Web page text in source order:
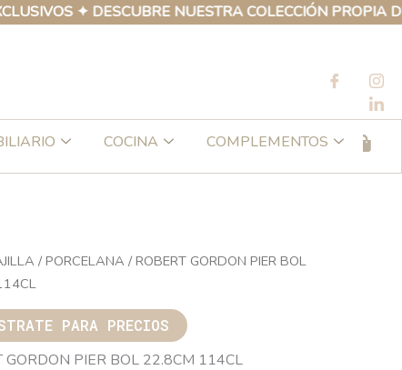
✦ DESCUBRE NUESTRA COLECCIÓN PROPIA DE
COCINA
COMPLEMENTOS
/ PORCELANA / ROBERT GORDON PIER BOL
PARA PRECIOS
GORDON PIER BOL 22.8CM 114CL